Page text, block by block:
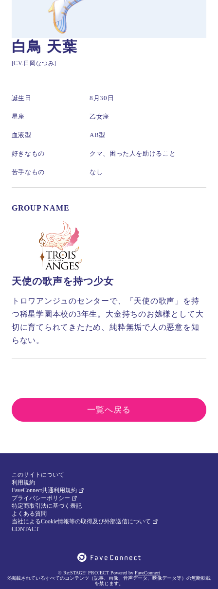
白鳥 天葉
[CV.日岡なつみ]
誕生日 8月30日
星座 乙女座
血液型 AB型
好きなもの クマ、困った人を助けること
苦手なもの なし
GROUP NAME
天使の歌声を持つ少女
トロワアンジュのセンターで、「天使の歌声」を持
つ稀星学園本校の3年生。大金持ちのお嬢様として大
切に育てられてきたため、純粋無垢で人の悪意を知
らない。
一覧へ戻る
このサイトについて
利用規約
FaveConnect共通利用規約
プライバシーポリシー
特定商取引法に基づく表記
よくある質問
当社によるCookie情報等の取得及び外部送信について
CONTACT
© Re:STAGE! PROJECT Powered by FaveConnect
※掲載されているすべてのコンテンツ（記事、画像、音声データ、映像データ等）の無断転載
を禁じます。